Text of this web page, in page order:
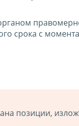
срока с момента
позиции,